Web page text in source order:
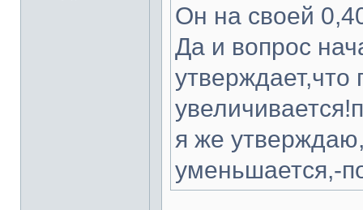
Он на своей
Да и вопрос
утверждает,что
я же
уменьшается,-